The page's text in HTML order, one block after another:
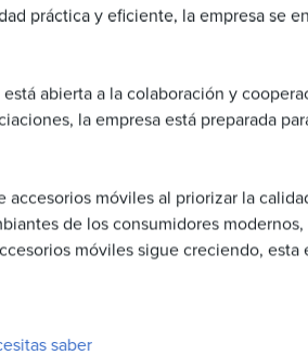
práctica y eficiente, la empresa se
abierta a la colaboración y
la empresa está preparada
móviles al priorizar la
de los consumidores
móviles sigue creciendo, esta
saber